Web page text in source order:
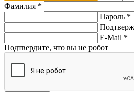
Фамилия *
Пароль *
E-Mail *
Подтвердите, что вы не робот